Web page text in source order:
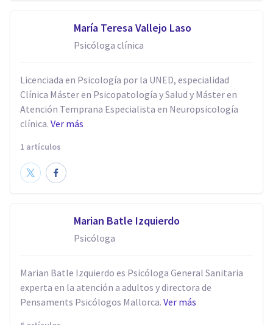
​María Teresa Vallejo Laso
Psicóloga clínica
Licenciada en Psicología por la UNED, especialidad
Clínica Máster en Psicopatología y Salud y Máster en
Atención Temprana Especialista en Neuropsicología
clínica. Ver más
1 artículos
Marian Batle Izquierdo
Psicóloga
Marian Batle Izquierdo es Psicóloga General Sanitaria
experta en la atención a adultos y directora de
Pensaments Psicólogos Mallorca. Ver más